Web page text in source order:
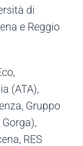
di
e Reggio
(ATA),
Gruppo
RES